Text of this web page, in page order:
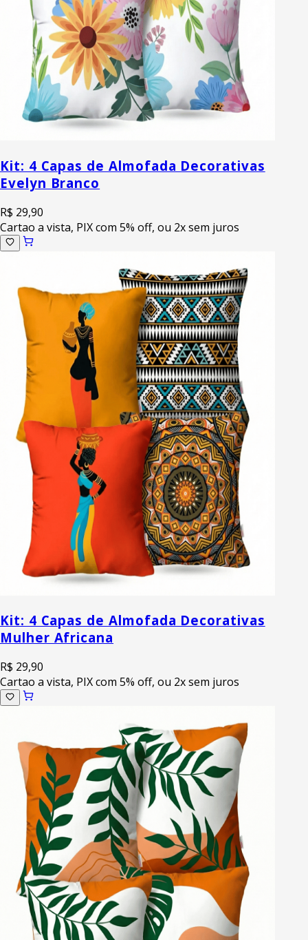
Kit: 4 Capas de Almofada Decorativas
Evelyn Branco
R$ 29,90
Cartao a vista, PIX com 5% off, ou 2x sem juros
Kit: 4 Capas de Almofada Decorativas
Mulher Africana
R$ 29,90
Cartao a vista, PIX com 5% off, ou 2x sem juros